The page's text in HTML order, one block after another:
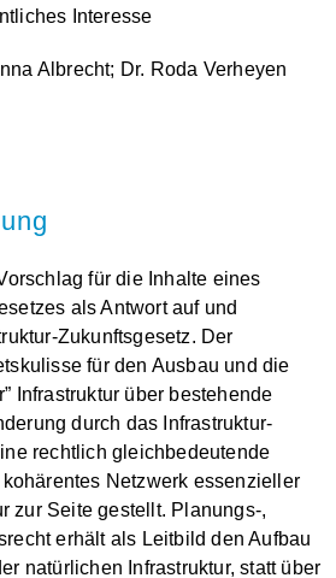
Interesse
Albrecht; Dr. Roda Verheyen
für die Inhalte eines
als Antwort auf und
Zukunftsgesetz. Der
für den Ausbau und die
Infrastruktur über bestehende
durch das Infrastruktur-
rechtlich gleichbedeutende
Netzwerk essenzieller
zur Seite gestellt. Planungs-,
erhält als Leitbild den Aufbau
natürlichen Infrastruktur, statt über